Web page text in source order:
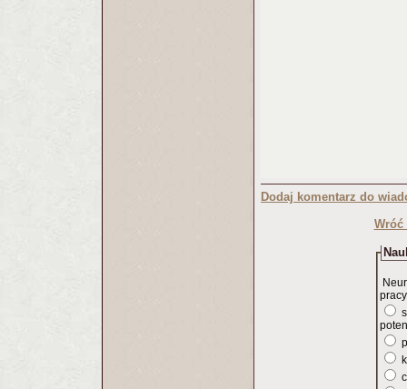
Dodaj komentarz do
Wróć